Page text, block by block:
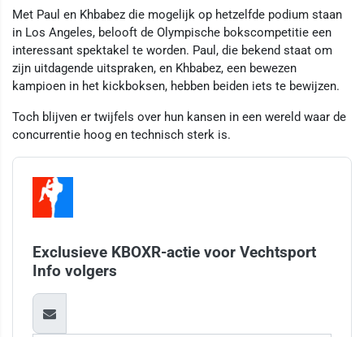
Met Paul en Khbabez die mogelijk op hetzelfde podium staan
in Los Angeles, belooft de Olympische bokscompetitie een
interessant spektakel te worden. Paul, die bekend staat om
zijn uitdagende uitspraken, en Khbabez, een bewezen
kampioen in het kickboksen, hebben beiden iets te bewijzen.
Toch blijven er twijfels over hun kansen in een wereld waar de
concurrentie hoog en technisch sterk is.
Exclusieve KBOXR-actie voor Vechtsport
Info volgers